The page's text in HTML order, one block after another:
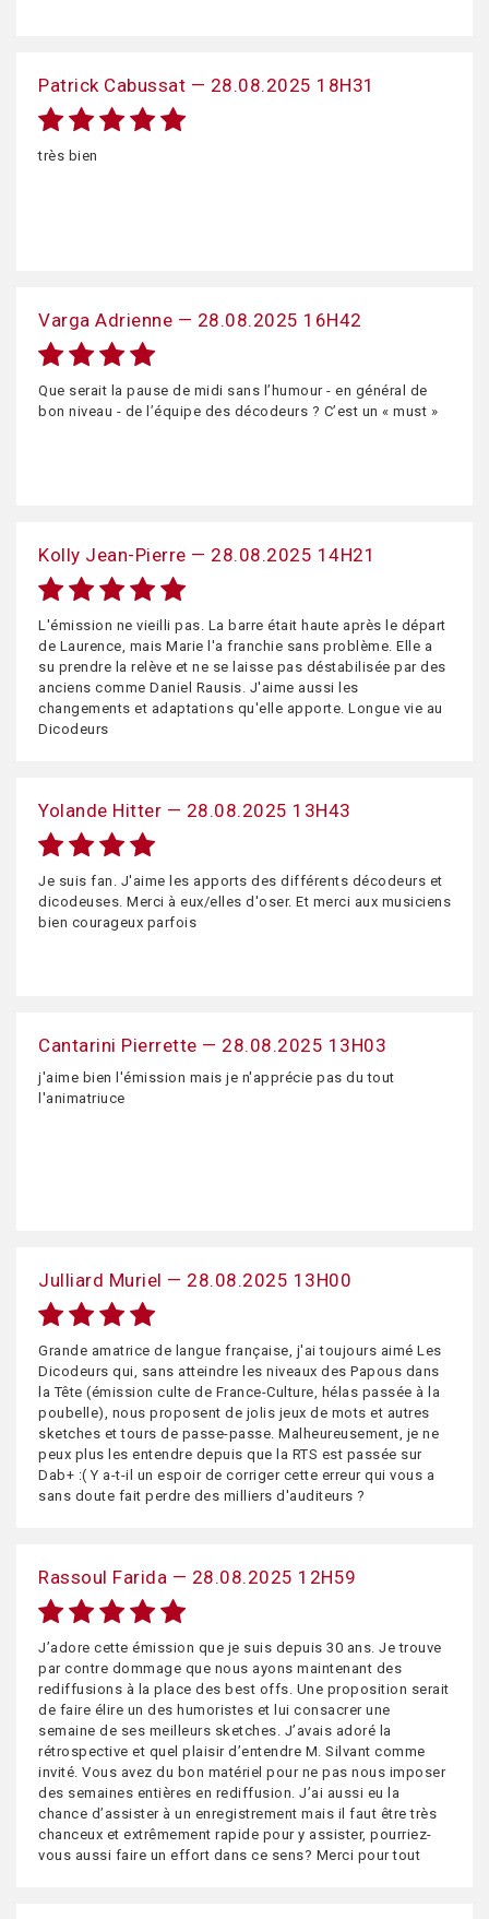
Patrick Cabussat — 28.08.2025 18H31
très bien
Varga Adrienne — 28.08.2025 16H42
Que serait la pause de midi sans l’humour - en général de
bon niveau - de l’équipe des décodeurs ? C’est un « must »
Kolly Jean-Pierre — 28.08.2025 14H21
L'émission ne vieilli pas. La barre était haute après le départ
de Laurence, mais Marie l'a franchie sans problème. Elle a
su prendre la relève et ne se laisse pas déstabilisée par des
anciens comme Daniel Rausis. J'aime aussi les
changements et adaptations qu'elle apporte. Longue vie au
Dicodeurs
Yolande Hitter — 28.08.2025 13H43
Je suis fan. J'aime les apports des différents décodeurs et
dicodeuses. Merci à eux/elles d'oser. Et merci aux musiciens
bien courageux parfois
Cantarini Pierrette — 28.08.2025 13H03
j'aime bien l'émission mais je n'apprécie pas du tout
l'animatriuce
Julliard Muriel — 28.08.2025 13H00
Grande amatrice de langue française, j'ai toujours aimé Les
Dicodeurs qui, sans atteindre les niveaux des Papous dans
la Tête (émission culte de France-Culture, hélas passée à la
poubelle), nous proposent de jolis jeux de mots et autres
sketches et tours de passe-passe. Malheureusement, je ne
peux plus les entendre depuis que la RTS est passée sur
Dab+ :( Y a-t-il un espoir de corriger cette erreur qui vous a
sans doute fait perdre des milliers d'auditeurs ?
Rassoul Farida — 28.08.2025 12H59
J’adore cette émission que je suis depuis 30 ans. Je trouve
par contre dommage que nous ayons maintenant des
rediffusions à la place des best offs. Une proposition serait
de faire élire un des humoristes et lui consacrer une
semaine de ses meilleurs sketches. J’avais adoré la
rétrospective et quel plaisir d’entendre M. Silvant comme
invité. Vous avez du bon matériel pour ne pas nous imposer
des semaines entières en rediffusion. J’ai aussi eu la
chance d’assister à un enregistrement mais il faut être très
chanceux et extrêmement rapide pour y assister, pourriez-
vous aussi faire un effort dans ce sens? Merci pour tout